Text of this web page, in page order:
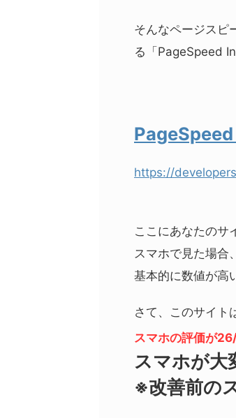
そんなページスピ
る「PageSpeed
https://
ここにあなたのサ
スマホで見た場合
基本的に数値が高
さて、このサイト
スマホの評価が
スマホが大
※改善前の